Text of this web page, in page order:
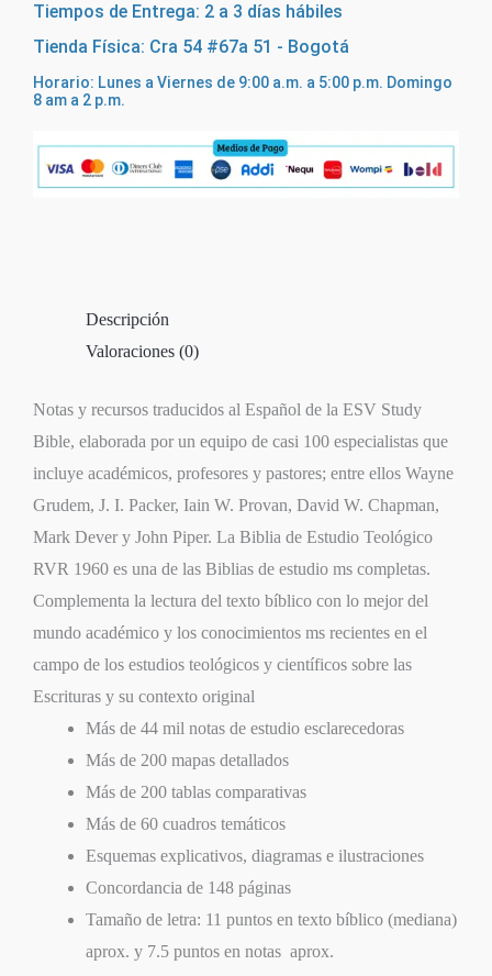
Tiempos de Entrega: 2 a 3 días hábiles
Tienda Física: Cra 54 #67a 51 - Bogotá
Horario: Lunes a Viernes de 9:00 a.m. a 5:00 p.m. Domingo
8 am a 2 p.m.
Descripción
Valoraciones (0)
Notas y recursos traducidos al Español de la ESV Study
Bible, elaborada por un equipo de casi 100 especialistas que
incluye académicos, profesores y pastores; entre ellos Wayne
Grudem, J. I. Packer, Iain W. Provan, David W. Chapman,
Mark Dever y John Piper. La Biblia de Estudio Teológico
RVR 1960 es una de las Biblias de estudio ms completas.
Complementa la lectura del texto bíblico con lo mejor del
mundo académico y los conocimientos ms recientes en el
campo de los estudios teológicos y científicos sobre las
Escrituras y su contexto original
Más de 44 mil notas de estudio esclarecedoras
Más de 200 mapas detallados
Más de 200 tablas comparativas
Más de 60 cuadros temáticos
Esquemas explicativos, diagramas e ilustraciones
Concordancia de 148 páginas
Tamaño de letra: 11 puntos en texto bíblico (mediana)
aprox. y 7.5 puntos en notas aprox.